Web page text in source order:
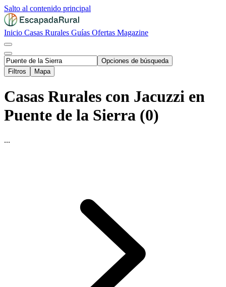
Salto al contenido principal
Inicio Casas Rurales Guías Ofertas Magazine
Opciones de búsqueda
Filtros
Mapa
Casas Rurales con Jacuzzi en
Puente de la Sierra (0)
...